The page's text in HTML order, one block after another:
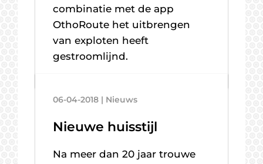
combinatie met de app
OthoRoute het uitbrengen
van exploten heeft
gestroomlijnd.
06-04-2018 | Nieuws
Nieuwe huisstijl
Na meer dan 20 jaar trouwe